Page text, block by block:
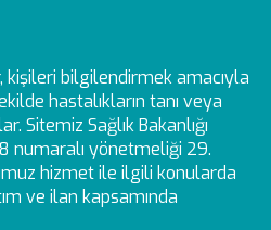
bilgilendirmek amacıyla
hastalıkların tanı veya
Sitemiz Sağlık Bakanlığı
yönetmeliği 29.
hizmet ile ilgili konularda
ve ilan kapsamında